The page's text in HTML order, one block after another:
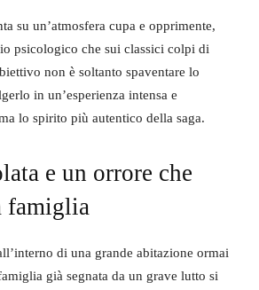
su un’atmosfera cupa e opprimente,
psicologico che sui classici colpi di
non è soltanto spaventare lo
in un’esperienza intensa e
lo spirito più autentico della saga.
e un orrore che
famiglia
di una grande abitazione ormai
già segnata da un grave lutto si